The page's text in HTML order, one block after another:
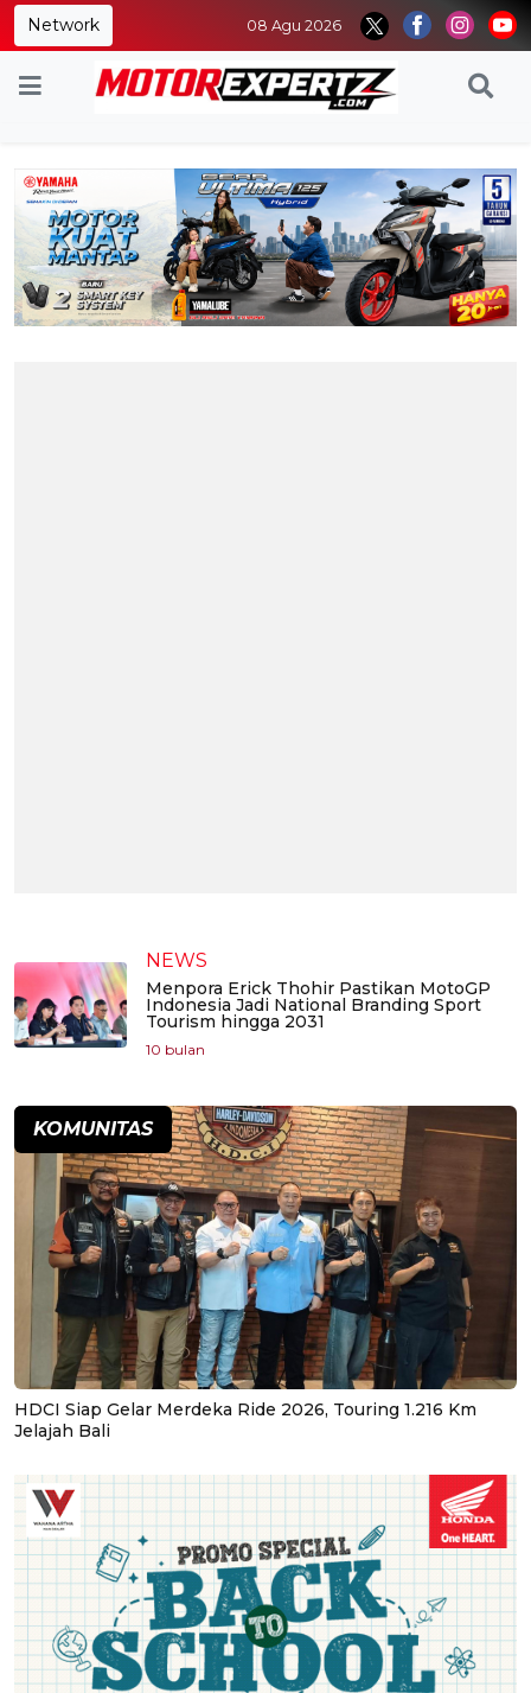
Network 08 Agu 2026
NEWS
Menpora Erick Thohir Pastikan MotoGP
Indonesia Jadi National Branding Sport
Tourism hingga 2031
10 bulan
KOMUNITAS
HDCI Siap Gelar Merdeka Ride 2026, Touring 1.216 Km
Jelajah Bali